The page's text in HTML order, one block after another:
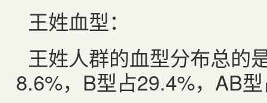
王姓血型：
王姓人群的血型分布总的
8.6%，B型占29.4%，AB